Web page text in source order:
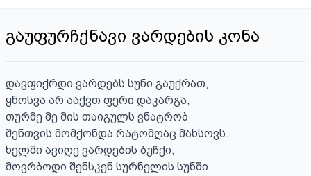
გაუფურჩქნავი ვარდების კონა
დავფიქრდი ვარდებს სუნი გაუქრათ,
ყნოსვა არ ააქვთ ფერი დაკარგა,
თურმე მე მის თაიგულს ვნატრობ
შენთვის მომქონდა რატომღაც მახსოვს.
ხელში ავიღე ვარდების ბუჩქი,
მოვრბოდი შენსკენ სურნელის სუნში